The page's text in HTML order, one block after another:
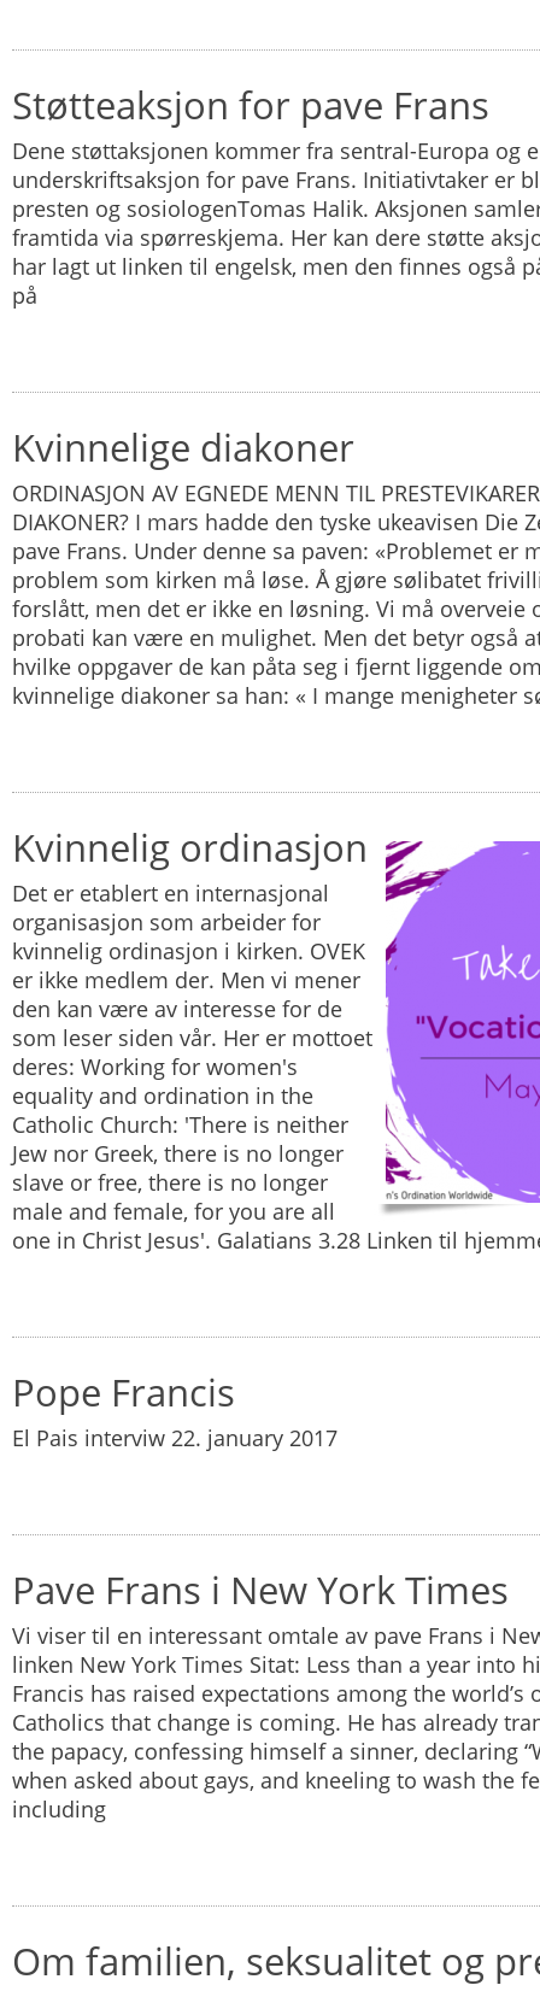
Støtteaksjon for pave Frans
Dene støttaksjonen kommer fra sentral-Europa og
underskriftsaksjon for pave Frans. Initiativtaker er
presten og sosiologenTomas Halik. Aksjonen
framtida via spørreskjema. Her kan dere støtte
har lagt ut linken til engelsk, men den finnes også
på
Kvinnelige diakoner
ORDINASJON AV EGNEDE MENN TIL
DIAKONER? I mars hadde den tyske ukeavisen Die
pave Frans. Under denne sa paven: «Problemet er
problem som kirken må løse. Å gjøre sølibatet
forslått, men det er ikke en løsning. Vi må overveie
probati kan være en mulighet. Men det betyr også
hvilke oppgaver de kan påta seg i fjernt liggende
kvinnelige diakoner sa han: « I mange menigheter
Kvinnelig ordinasjon
Det er etablert en internasjonal
organisasjon som arbeider for
kvinnelig ordinasjon i kirken. OVEK
er ikke medlem der. Men vi mener
den kan være av interesse for de
som leser siden vår. Her er mottoet
deres: Working for women's
equality and ordination in the
Catholic Church: 'There is neither
Jew nor Greek, there is no longer
slave or free, there is no longer
male and female, for you are all
one in Christ Jesus'. Galatians 3.28 Linken til
Pope Francis
El Pais interviw 22. january 2017
Pave Frans i New York Times
Vi viser til en interessant omtale av pave Frans i
linken New York Times Sitat: Less than a year into
Francis has raised expectations among the world’s
Catholics that change is coming. He has already
the papacy, confessing himself a sinner, declaring
when asked about gays, and kneeling to wash the
including
Om familien, seksualitet og